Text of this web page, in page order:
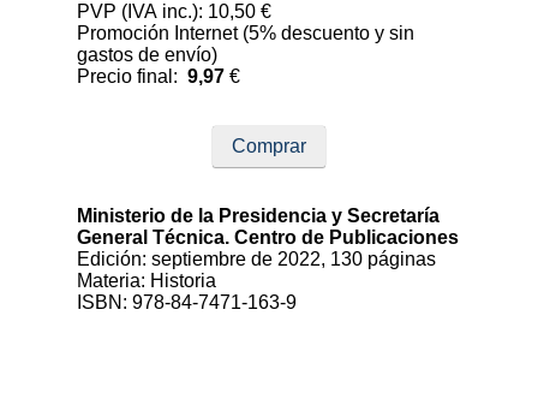
PVP (IVA inc.): 10,50 €
Promoción Internet (5% descuento y sin
gastos de envío)
Precio final: 9,97 €
Comprar
Ministerio de la Presidencia y Secretaría
General Técnica. Centro de Publicaciones
Edición: septiembre de 2022, 130 páginas
Materia: Historia
ISBN: 978-84-7471-163-9